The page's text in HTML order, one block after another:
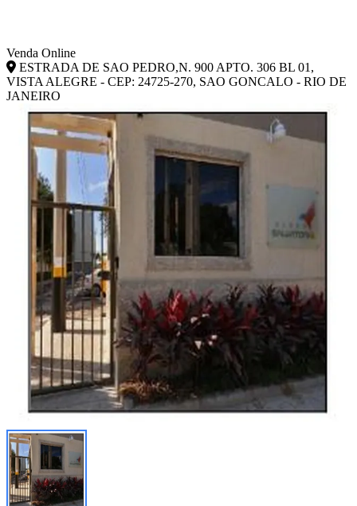
Venda Online
ESTRADA DE SAO PEDRO,N. 900 APTO. 306 BL 01,
VISTA ALEGRE - CEP: 24725-270, SAO GONCALO - RIO DE
JANEIRO